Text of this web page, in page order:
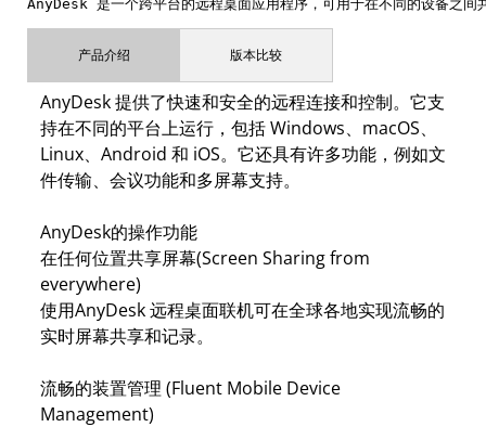
AnyDesk 是一个跨平台的远程桌面应用程序，可用于在不同的设备之
产品介绍 版本比较
AnyDesk 提供了快速和安全的远程连接和控制。它支
持在不同的平台上运行，包括 Windows、macOS、
Linux、Android 和 iOS。它还具有许多功能，例如文
件传输、会议功能和多屏幕支持。
AnyDesk的操作功能
在任何位置共享屏幕(Screen Sharing from
everywhere)
使用AnyDesk 远程桌面联机可在全球各地实现流畅的
实时屏幕共享和记录。
流畅的装置管理 (Fluent Mobile Device
Management)